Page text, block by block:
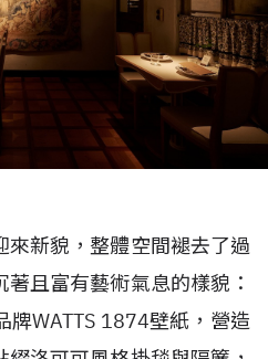
來新貌，整體空間褪去了過
且富有藝術氣息的樣貌：
牌WATTS 1874壁紙，營造